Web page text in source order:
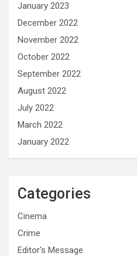
January 2023
December 2022
November 2022
October 2022
September 2022
August 2022
July 2022
March 2022
January 2022
Categories
Cinema
Crime
Editor's Message